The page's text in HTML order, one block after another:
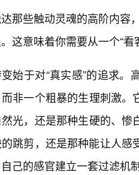
那些触动灵魂的高阶内容
这意味着你需要从一个“看
始于对“真实感”的追求
非一个粗暴的生理刺激
光，还是那种生硬的、
跳剪，还是那种能让人
己的感官建立一套过滤机